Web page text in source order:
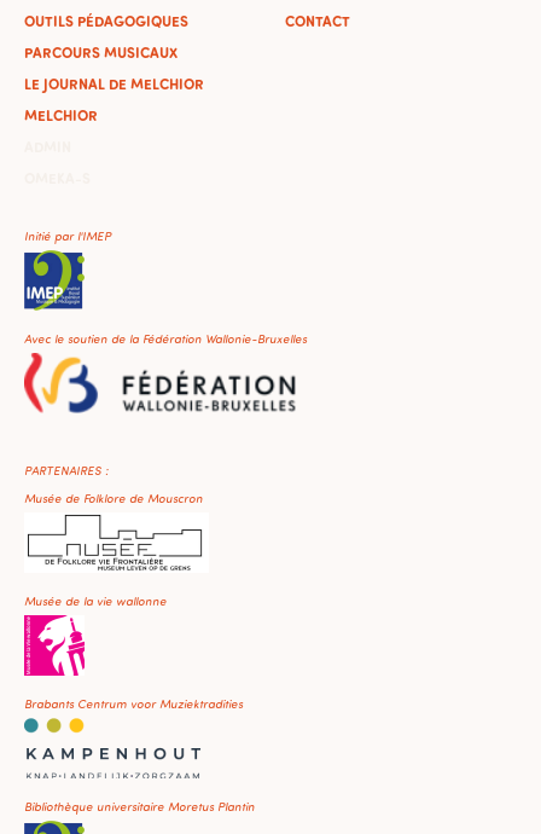
OUTILS PÉDAGOGIQUES
PARCOURS MUSICAUX
LE JOURNAL DE MELCHIOR
MELCHIOR
CONTACT
Initié par l'IMEP
Avec le soutien de la Fédération Wallonie-Bruxelles
PARTENAIRES :
Musée de Folklore de Mouscron
Musée de la vie wallonne
Brabants Centrum voor Muziektradities
Bibliothèque universitaire Moretus Plantin